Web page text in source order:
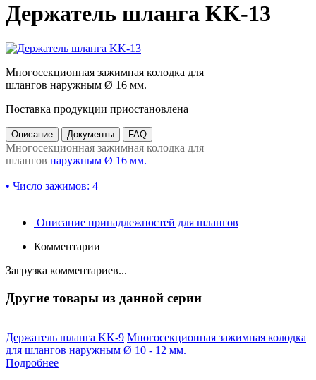
Держатель шланга KK-13
Многосекционная зажимная колодка для
шлангов наружным Ø 16 мм.
Поставка продукции приостановлена
Описание Документы FAQ
Многосекционная зажимная колодка для
шлангов наружным Ø 16 мм.
• Число зажимов: 4
Описание принадлежностей для шлангов
Комментарии
Загрузка комментариев...
Другие товары из данной серии
Держатель шланга KK-9 Многосекционная зажимная колодка
для шлангов наружным Ø 10 - 12 мм.
Подробнее